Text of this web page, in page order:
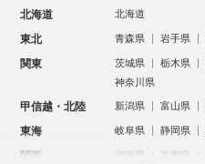
北海道 北海道
東北 青森県 岩手県
関東 茨城県 栃木県
神奈川県
甲信越・北陸 新潟県 富山県
東海 岐阜県 静岡県
関西 滋賀県 京都府